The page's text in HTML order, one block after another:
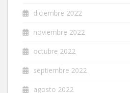
diciembre 2022
noviembre 2022
octubre 2022
septiembre 2022
agosto 2022